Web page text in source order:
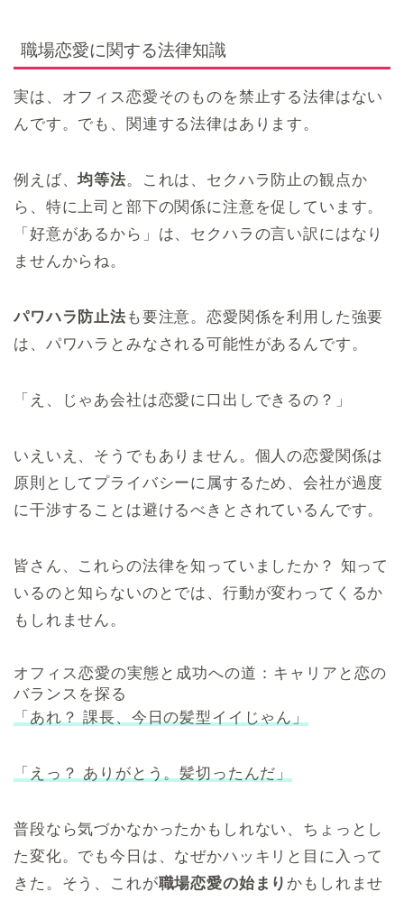
職場恋愛に関する法律知識
実は、オフィス恋愛そのものを禁止する法律はない
んです。でも、関連する法律はあります。
例えば、均等法。これは、セクハラ防止の観点か
ら、特に上司と部下の関係に注意を促しています。
「好意があるから」は、セクハラの言い訳にはなり
ませんからね。
パワハラ防止法 も要注意。恋愛関係を利用した強要
は、パワハラとみなされる可能性があるんです。
「え、じゃあ会社は恋愛に口出しできるの？」
いえいえ、そうでもありません。個人の恋愛関係は
原則としてプライバシーに属するため、会社が過度
に干渉することは避けるべきとされているんです。
皆さん、これらの法律を知っていましたか？ 知って
いるのと知らないのとでは、行動が変わってくるか
もしれません。
オフィス恋愛の実態と成功への道：キャリアと恋の
バランスを探る
「あれ？ 課長、今日の髪型イイじゃん」
「えっ？ ありがとう。髪切ったんだ」
普段なら気づかなかったかもしれない、ちょっとし
た変化。でも今日は、なぜかハッキリと目に入って
きた。そう、これが職場恋愛の始まり かもしれませ